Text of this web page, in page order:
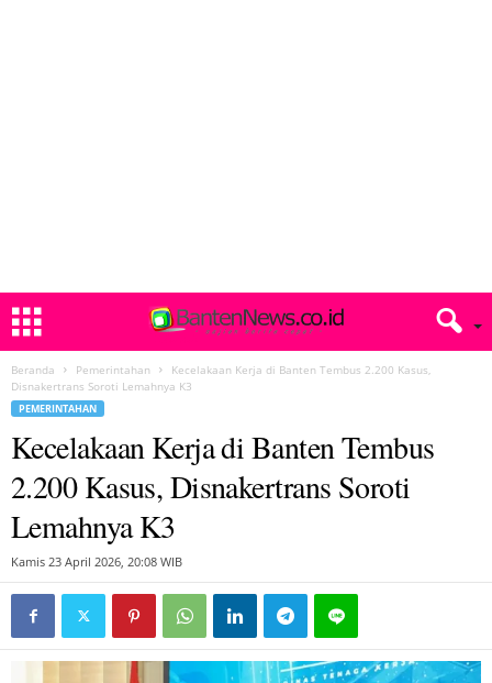
Beranda Pemerintahan
Kecelakaan Kerja di Banten Tembus 2.200 Kasus,
Disnakertrans Soroti Lemahnya K3
PEMERINTAHAN
Kecelakaan Kerja di Banten Tembus
2.200 Kasus, Disnakertrans Soroti
Lemahnya K3
Kamis 23 April 2026, 20:08 WIB